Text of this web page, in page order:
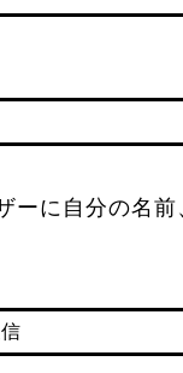
ーに自分の名前